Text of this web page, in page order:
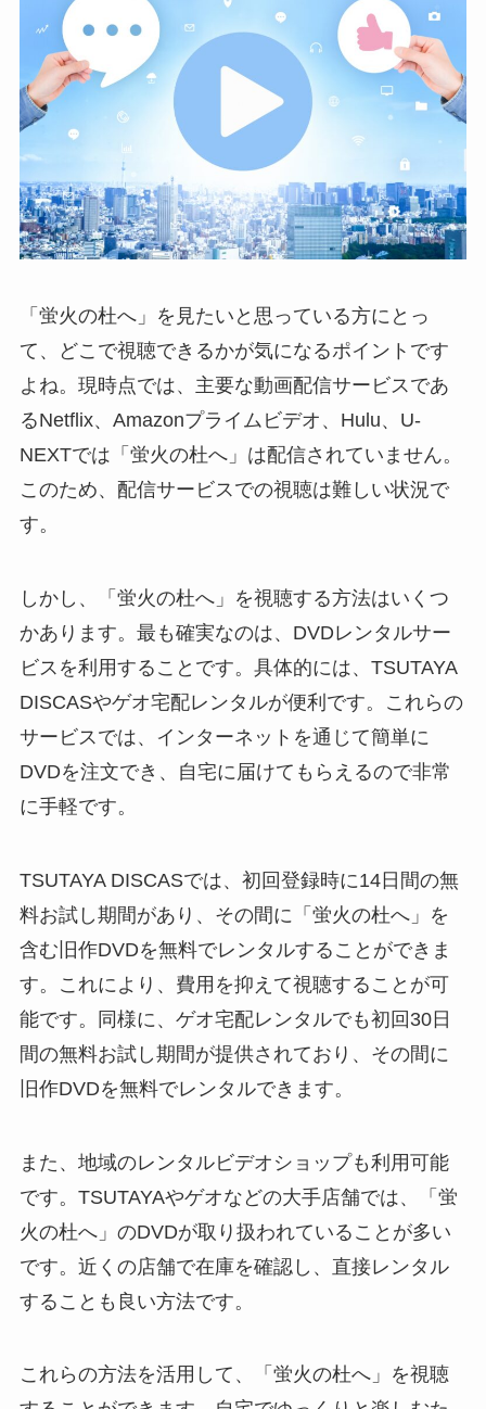
「蛍火の杜へ」を見たいと思っている方にとっ
て、どこで視聴できるかが気になるポイントです
よね。現時点では、主要な動画配信サービスであ
るNetflix、Amazonプライムビデオ、Hulu、U-
NEXTでは「蛍火の杜へ」は配信されていません。
このため、配信サービスでの視聴は難しい状況で
す。
しかし、「蛍火の杜へ」を視聴する方法はいくつ
かあります。最も確実なのは、DVDレンタルサー
ビスを利用することです。具体的には、TSUTAYA
DISCASやゲオ宅配レンタルが便利です。これらの
サービスでは、インターネットを通じて簡単に
DVDを注文でき、自宅に届けてもらえるので非常
に手軽です。
TSUTAYA DISCASでは、初回登録時に14日間の無
料お試し期間があり、その間に「蛍火の杜へ」を
含む旧作DVDを無料でレンタルすることができま
す。これにより、費用を抑えて視聴することが可
能です。同様に、ゲオ宅配レンタルでも初回30日
間の無料お試し期間が提供されており、その間に
旧作DVDを無料でレンタルできます。
また、地域のレンタルビデオショップも利用可能
です。TSUTAYAやゲオなどの大手店舗では、「蛍
火の杜へ」のDVDが取り扱われていることが多い
です。近くの店舗で在庫を確認し、直接レンタル
することも良い方法です。
これらの方法を活用して、「蛍火の杜へ」を視聴